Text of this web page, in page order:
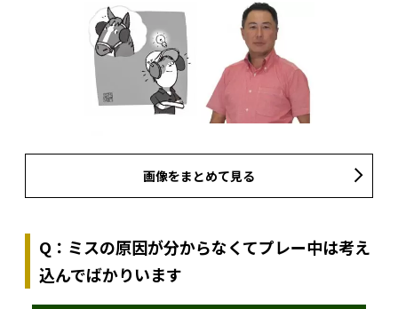
画像をまとめて見る
Q：ミスの原因が分からなくてプレー中は考え
込んでばかりいます